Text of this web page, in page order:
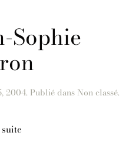
Sophie
2004. Publié dans Non classé.